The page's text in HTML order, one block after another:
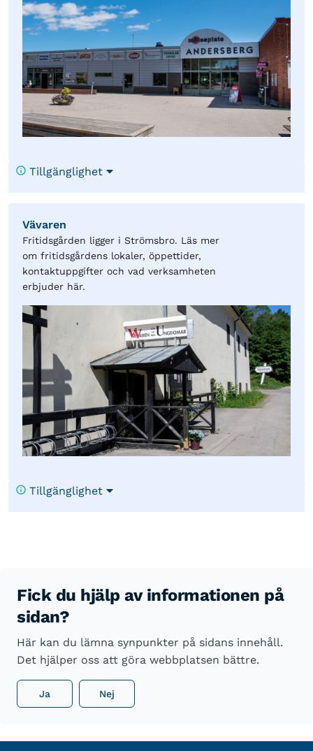
Tillgänglighet
Vävaren
Fritidsgården ligger i Strömsbro. Läs mer
om fritidsgårdens lokaler, öppettider,
kontaktuppgifter och vad verksamheten
erbjuder här.
Tillgänglighet
Fick du hjälp av informationen på
sidan?
Här kan du lämna synpunkter på sidans innehåll.
Det hjälper oss att göra webbplatsen bättre.
Ja Nej